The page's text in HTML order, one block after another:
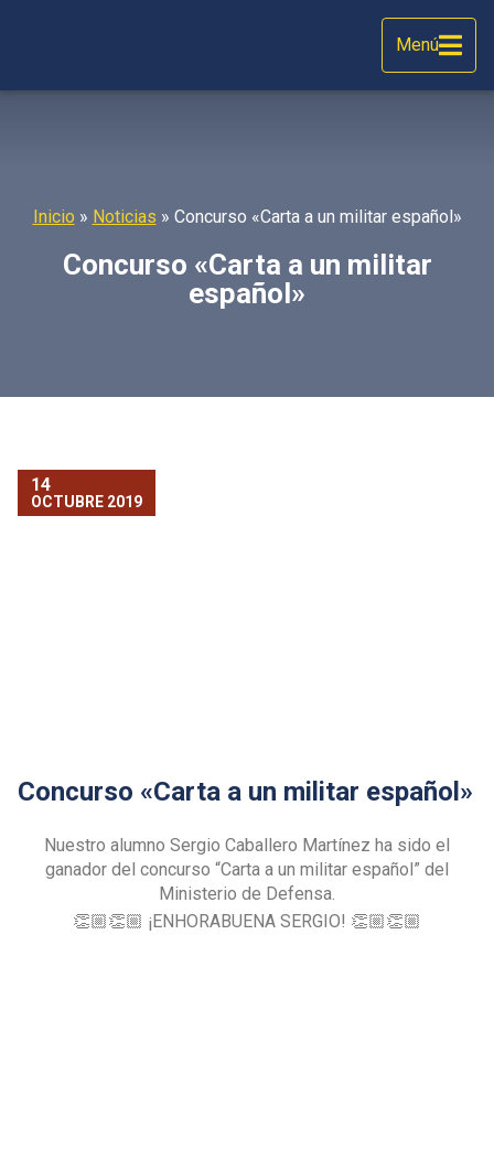
Menú
Inicio » Noticias » Concurso «Carta a un militar español»
Concurso «Carta a un militar
español»
14
OCTUBRE 2019
Concurso «Carta a un militar español»
Nuestro alumno Sergio Caballero Martínez ha sido el
ganador del concurso “Carta a un militar español” del
Ministerio de Defensa.
👏🏼👏🏼 ¡ENHORABUENA SERGIO! 👏🏼👏🏼